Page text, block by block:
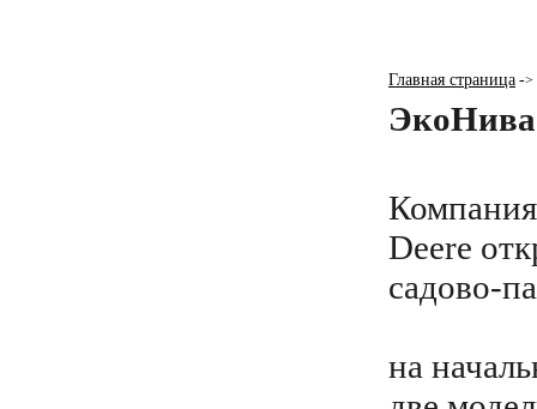
Главная страница ->
ЭкоНива
Deere
садово-
на